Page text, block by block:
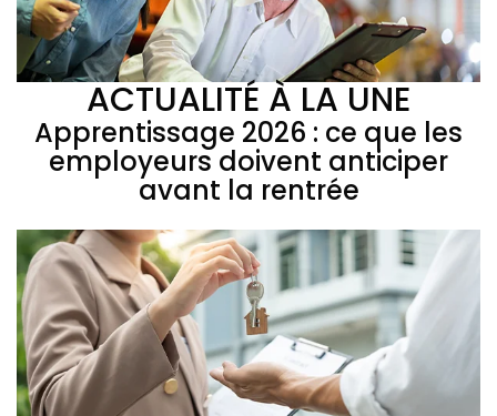
ACTUALITÉ À LA UNE
Apprentissage 2026 : ce que les
employeurs doivent anticiper
avant la rentrée